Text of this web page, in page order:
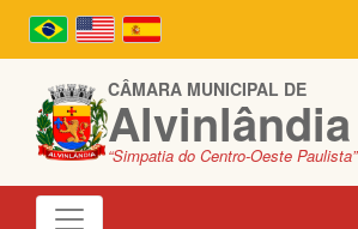
CÂMARA MUNICIPAL DE
Alvinlândia
“Simpatia do Centro-Oeste Paulista”